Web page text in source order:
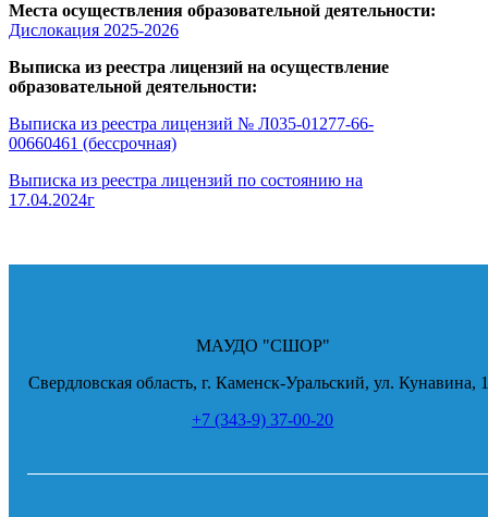
Места осуществления образовательной деятельности:
Дислокация 2025-2026
Выписка из реестра лицензий на осуществление
образовательной деятельности:
Выписка из реестра лицензий № Л035-01277-66-
00660461 (бессрочная)
Выписка из реестра лицензий по состоянию на
17.04.2024г
МАУДО "СШОР"
Свердловская область, г. Каменск-Уральский, ул. Кунавина,
+7 (343-9) 37-00-20